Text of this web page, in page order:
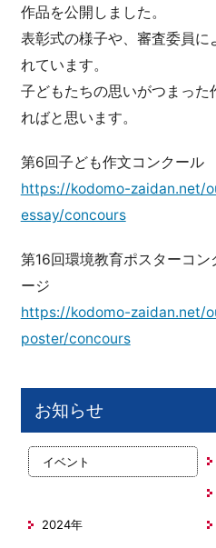
作品を公開しました。
表彰式の様子や、審査委員に
れています。
子どもたちの思いがつまった
ればと思います。
第6回子ども作文コンクール
https://kodomo-zaidan.net/
essay/concours
第16回環境教育ポスターコ
ージ
https://kodomo-zaidan.net/
poster/concours
お知らせ
イベント
2024年